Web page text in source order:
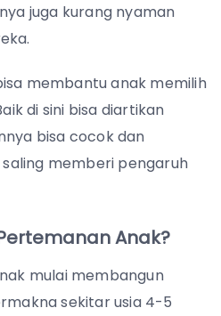
juga kurang nyaman
membantu anak memilih
di sini bisa diartikan
bisa cocok dan
memberi pengaruh
Anak?
mulai membangun
sekitar usia 4-5